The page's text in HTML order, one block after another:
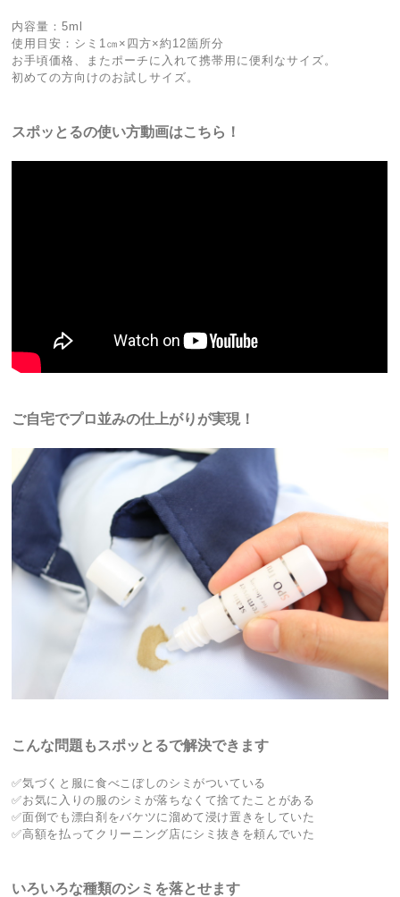
内容量：5ml
使用目安：シミ1㎝×四方×約12箇所分
お手頃価格、またポーチに入れて携帯用に便利なサイズ。
初めての方向けのお試しサイズ。
スポッとるの使い方動画はこちら！
ご自宅でプロ並みの仕上がりが実現！
こんな問題もスポッとるで解決できます
✅気づくと服に食べこぼしのシミがついている
✅お気に入りの服のシミが落ちなくて捨てたことがある
✅面倒でも漂白剤をバケツに溜めて浸け置きをしていた
✅高額を払ってクリーニング店にシミ抜きを頼んでいた
いろいろな種類のシミを落とせます